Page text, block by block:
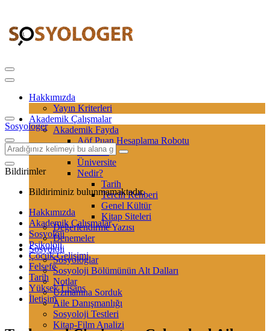
Hakkımızda
Yayın Kriterleri
Akademik Çalışmalar
Akademik Fayda
Aöf Puan Hesaplama Robotu
Sertifika
Üniversite
Nedir?
Tarih
Tercih Rehberi
Genel Kültür
Kitap Siteleri
Değerlendirme Yazısı
Denemeler
Sosyoloji
Sosyologlar
Sosyoloji Bölümünün Alt Dalları
Notlar
Uzmanına Sorduk
Aile Danışmanlığı
Sosyoloji Testleri
Kitap-Film Analizi
Sosyologer
Bildirimler
Bildiriminiz bulunmamaktadır.
Hakkımızda
Akademik Çalışmalar
Sosyoloji
Psikoloji
Çocuk Gelişimi
Felsefe
Tarih
Yüksek Lisans
İletişim